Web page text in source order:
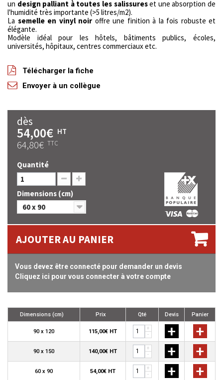
un design palliant à toutes les salissureset une absorption de
l'humidité très importante (>5 litres/m2).
La semelle en vinyl noir offre une finition à la fois robuste et
élégante.
Modèle idéal pour les hôtels, bâtiments publics, écoles,
universités, hôpitaux, centres commerciaux etc.
Télécharger la fiche
Envoyer à un collègue
dès
54,00€ HT
64,80€ TTC
Quantité
Dimensions (cm)
60 x 90
AJOUTER AU PANIER
Vous devez être connecté pour demander un devis
Cliquez ici pour vous connecter à votre compte
Dimensions (cm) Prix Qté Devis Panier
90 x 120 115,00€ HT
+
-
+ +
90 x 150 140,00€ HT
+
-
+ +
60 x 90 54,00€ HT
+
-
+ +